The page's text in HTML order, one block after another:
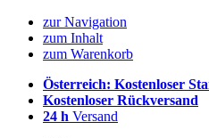
zur Navigation
zum Inhalt
zum Warenkorb
Österreich: Kostenloser
Kostenloser Rückversand
24 h Versand